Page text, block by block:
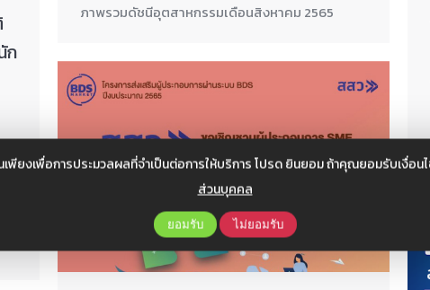
เพื่อการประมวลผลที่จำเป็นต่อการให้บริการ โปรด ยินยอม ถ้าคุณยอมรับเงื่อนไ
ส่วนบุคคล
ยอมรับ ไม่ยอมรับ
ภาพรวมดัชนีอุตสาหกรรมเดือนสิงหาคม 2565
ก